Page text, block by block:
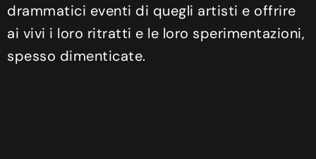
drammatici eventi di quegli artisti e offrire
ai vivi i loro ritratti e le loro sperimentazioni,
spesso dimenticate.